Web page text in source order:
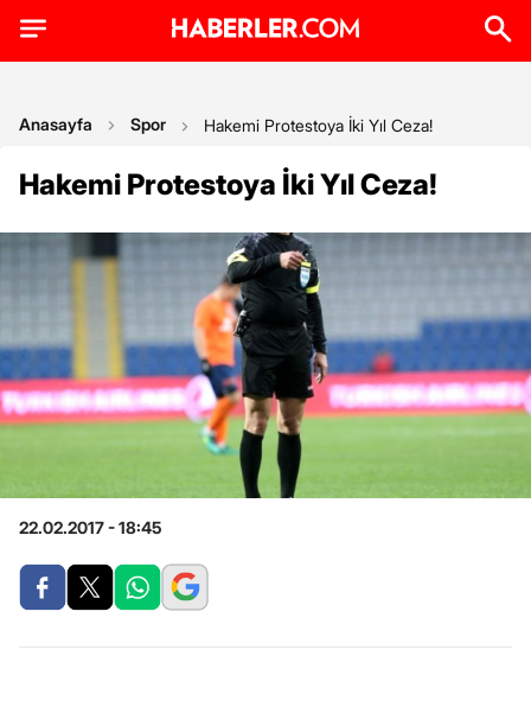
Anasayfa Spor Hakemi Protestoya İki Yıl Ceza!
Hakemi Protestoya İki Yıl Ceza!
22.02.2017 - 18:45